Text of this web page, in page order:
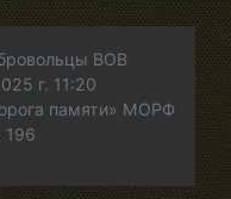
ВОВ
г. 11:20
памяти» МОРФ
196